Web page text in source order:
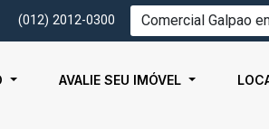
(012) 2012-0300
AVALIE SEU IMÓVEL